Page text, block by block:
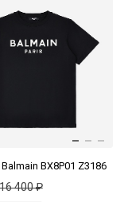
BX8P01 Z3186
400 ₽